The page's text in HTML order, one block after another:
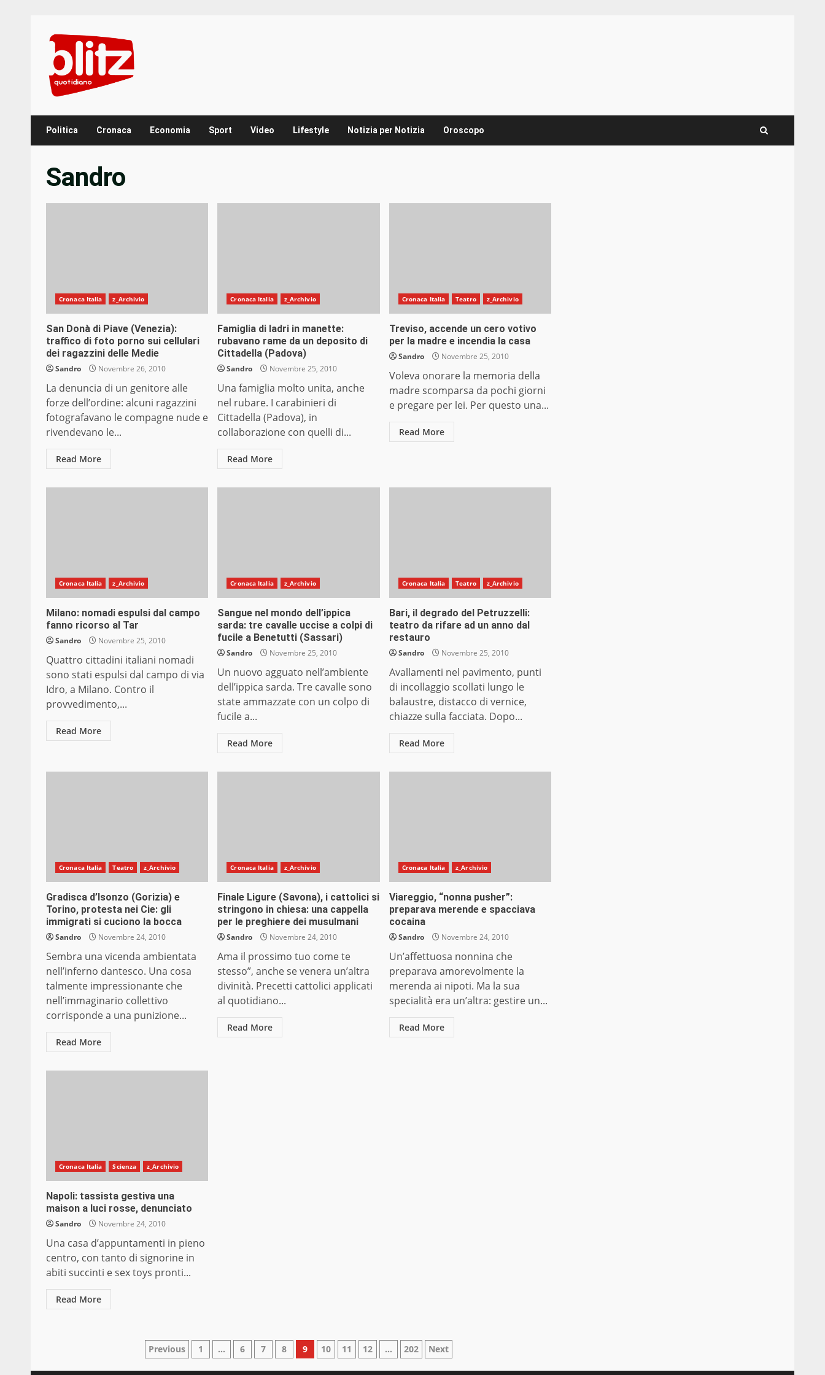
content
Politica Cronaca Economia Sport Video Lifestyle Notizia per Notizia Oroscopo
Sandro
Cronaca Italia z_Archivio
San Donà di Piave (Venezia):
traffico di foto porno sui cellulari
dei ragazzini delle Medie
Sandro Novembre 26, 2010
La denuncia di un genitore alle
forze dell’ordine: alcuni ragazzini
fotografavano le compagne nude e
rivendevano le...
Read More
Cronaca Italia z_Archivio
Famiglia di ladri in manette:
rubavano rame da un deposito di
Cittadella (Padova)
Sandro Novembre 25, 2010
Una famiglia molto unita, anche
nel rubare. I carabinieri di
Cittadella (Padova), in
collaborazione con quelli di...
Read More
Cronaca Italia Teatro z_Archivio
Treviso, accende un cero votivo
per la madre e incendia la casa
Sandro Novembre 25, 2010
Voleva onorare la memoria della
madre scomparsa da pochi giorni
e pregare per lei. Per questo una...
Read More
Cronaca Italia z_Archivio
Milano: nomadi espulsi dal campo
fanno ricorso al Tar
Sandro Novembre 25, 2010
Quattro cittadini italiani nomadi
sono stati espulsi dal campo di via
Idro, a Milano. Contro il
provvedimento,...
Read More
Cronaca Italia z_Archivio
Sangue nel mondo dell’ippica
sarda: tre cavalle uccise a colpi di
fucile a Benetutti (Sassari)
Sandro Novembre 25, 2010
Un nuovo agguato nell’ambiente
dell’ippica sarda. Tre cavalle sono
state ammazzate con un colpo di
fucile a...
Read More
Cronaca Italia Teatro z_Archivio
Bari, il degrado del Petruzzelli:
teatro da rifare ad un anno dal
restauro
Sandro Novembre 25, 2010
Avallamenti nel pavimento, punti
di incollaggio scollati lungo le
balaustre, distacco di vernice,
chiazze sulla facciata. Dopo...
Read More
Cronaca Italia Teatro z_Archivio
Gradisca d’Isonzo (Gorizia) e
Torino, protesta nei Cie: gli
immigrati si cuciono la bocca
Sandro Novembre 24, 2010
Sembra una vicenda ambientata
nell’inferno dantesco. Una cosa
talmente impressionante che
nell’immaginario collettivo
corrisponde a una punizione...
Read More
Cronaca Italia z_Archivio
Finale Ligure (Savona), i cattolici si
stringono in chiesa: una cappella
per le preghiere dei musulmani
Sandro Novembre 24, 2010
Ama il prossimo tuo come te
stesso”, anche se venera un’altra
divinità. Precetti cattolici applicati
al quotidiano...
Read More
Cronaca Italia z_Archivio
Viareggio, “nonna pusher”:
preparava merende e spacciava
cocaina
Sandro Novembre 24, 2010
Un’affettuosa nonnina che
preparava amorevolmente la
merenda ai nipoti. Ma la sua
specialità era un’altra: gestire un...
Read More
Cronaca Italia Scienza z_Archivio
Napoli: tassista gestiva una
maison a luci rosse, denunciato
Sandro Novembre 24, 2010
Una casa d’appuntamenti in pieno
centro, con tanto di signorine in
abiti succinti e sex toys pronti...
Read More
Paginazione
Previous 1 … 6 7 8 9 10 11 12 … 202 Next